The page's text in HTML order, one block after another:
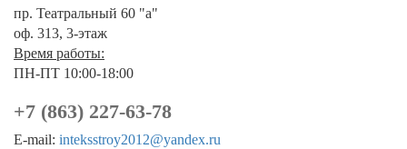
пр. Театральный 60 "а"
оф. 313, 3-этаж
Время работы:
ПН-ПТ 10:00-18:00
+7 (863) 227-63-78
E-mail: inteksstroy2012@yandex.ru